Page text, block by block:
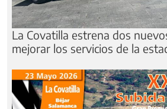
La Covatilla estrena dos
mejorar los servicios de la